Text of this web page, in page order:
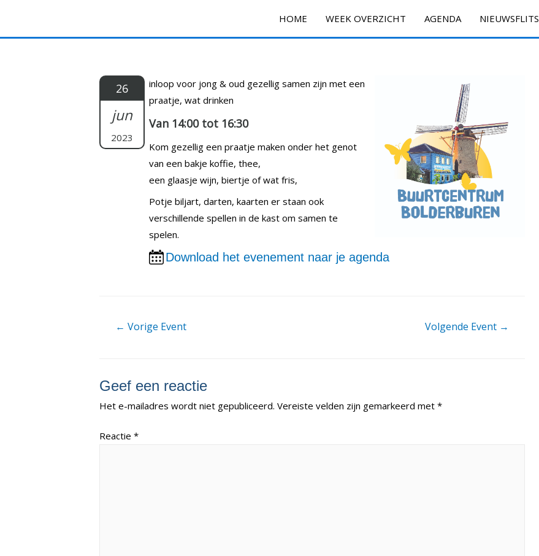
inhoud
HOME WEEK OVERZICHT AGENDA NIEUWSFLITS
26
jun
2023
inloop voor jong & oud gezellig samen zijn met een
praatje, wat drinken
Van 14:00 tot 16:30
Kom gezellig een praatje maken onder het genot
van een bakje koffie, thee,
een glaasje wijn, biertje of wat fris,
Potje biljart, darten, kaarten er staan ook
verschillende spellen in de kast om samen te
spelen.
Download het evenement naar je agenda
Berichtnavigatie
← Vorige Event Volgende Event →
Geef een reactie
Het e-mailadres wordt niet gepubliceerd. Vereiste velden zijn gemarkeerd met *
Reactie *